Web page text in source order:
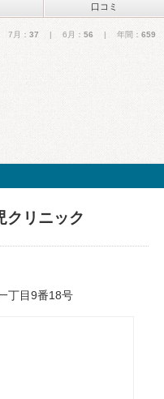
口コミ
7月： 37 | 6月： 56 | 年間： 659
クリニック
丁目9番18号